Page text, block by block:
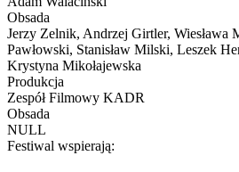
Obsada
Jerzy Zelnik, Andrzej Girtler, Wiesława
Pawłowski, Stanisław Milski, Leszek
Krystyna Mikołajewska
Produkcja
Zespół Filmowy KADR
Obsada
NULL
Festiwal wspierają: